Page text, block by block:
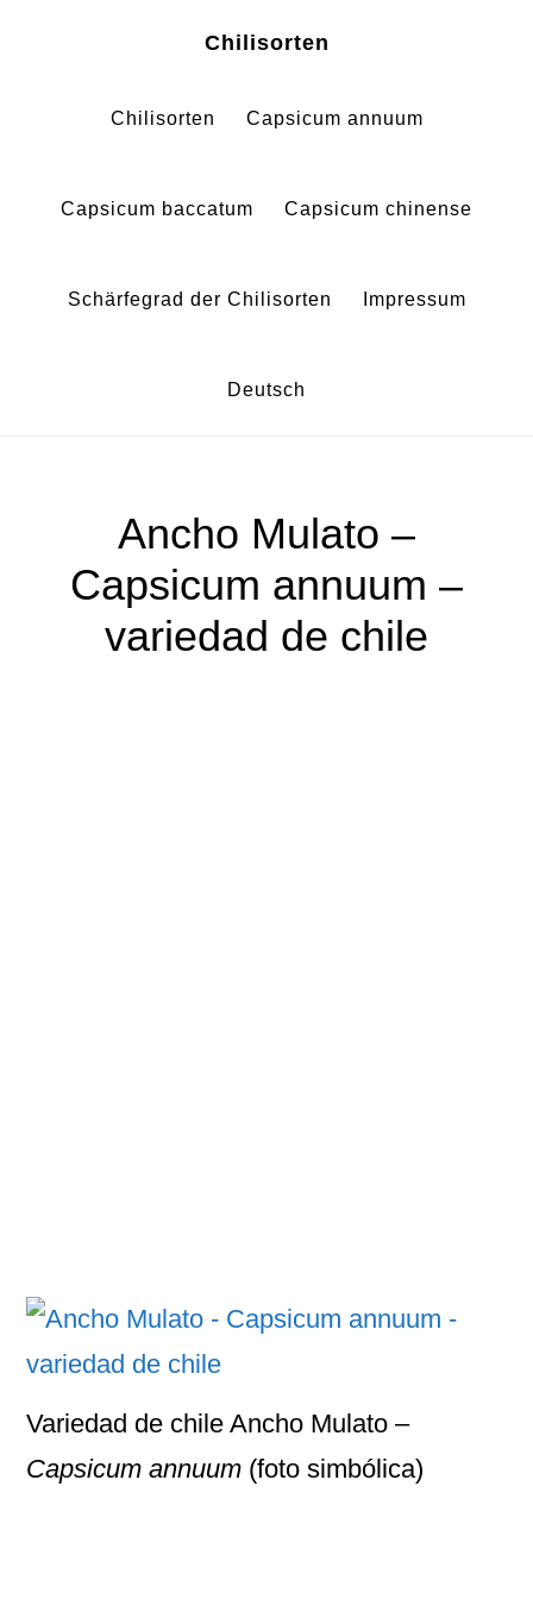
Chilisorten
Chilisorten Capsicum annuum
Capsicum baccatum Capsicum chinense
Schärfegrad der Chilisorten Impressum
Deutsch
Ancho Mulato –
Capsicum annuum –
variedad de chile
Variedad de chile Ancho Mulato –
Capsicum annuum (foto simbólica)